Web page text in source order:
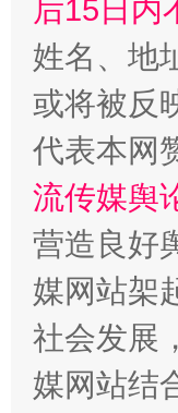
千年
后15日内
姓名、地
或将被反
代表本网
流传媒舆
营造良好
媒网站架
社会发展
媒网站结